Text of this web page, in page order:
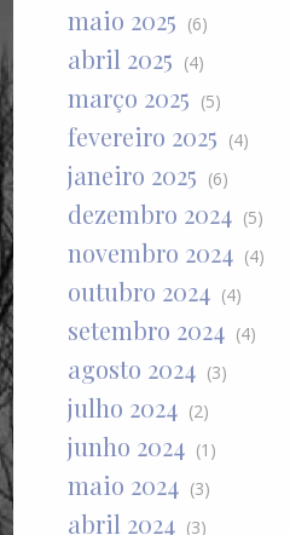
maio 2025 (6)
abril 2025 (4)
março 2025 (5)
fevereiro 2025 (4)
janeiro 2025 (6)
dezembro 2024 (5)
novembro 2024 (4)
outubro 2024 (4)
setembro 2024 (4)
agosto 2024 (3)
julho 2024 (2)
junho 2024 (1)
maio 2024 (3)
abril 2024 (3)